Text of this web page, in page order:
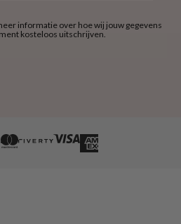
informatie over hoe wij jouw gegevens
kosteloos uitschrijven.